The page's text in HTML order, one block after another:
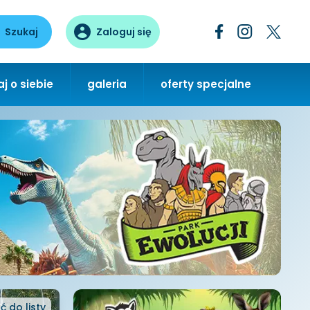
Szukaj Zaloguj się
o siebie galeria oferty specjalne
do listy